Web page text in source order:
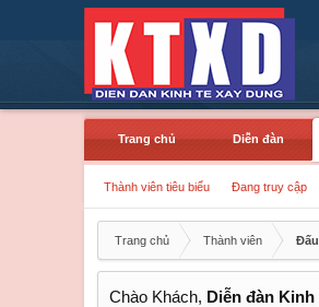
Trang chủ
Diễn đàn
Thành viên tiêu biểu Đang truy cập
Trang chủ Thành viên
Chào Khách, Diễn đàn